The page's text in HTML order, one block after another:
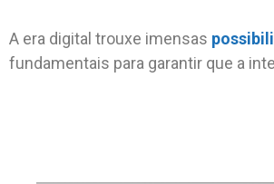
A era digital trouxe imensas
fundamentais para garantir que a